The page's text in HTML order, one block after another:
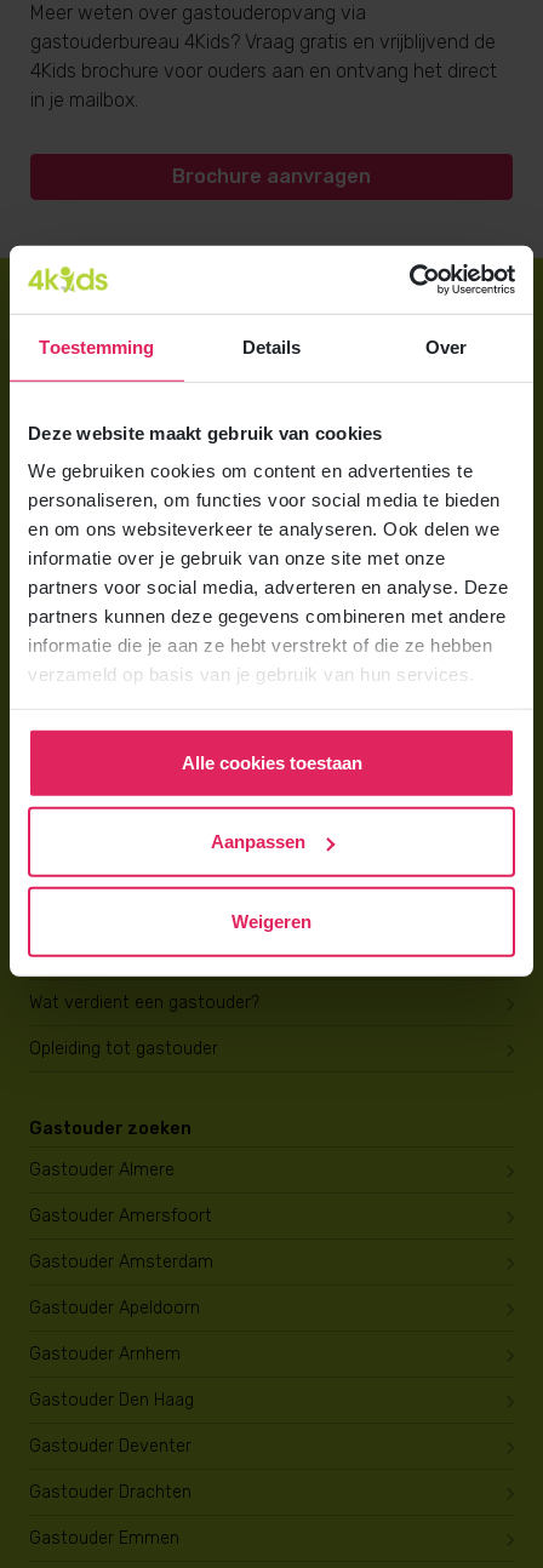
Toestemming Details Over
Deze website maakt gebruik van cookies
We gebruiken cookies om content en advertenties te
personaliseren, om functies voor social media te bieden
en om ons websiteverkeer te analyseren. Ook delen we
informatie over je gebruik van onze site met onze
partners voor social media, adverteren en analyse. Deze
partners kunnen deze gegevens combineren met andere
informatie die je aan ze hebt verstrekt of die ze hebben
verzameld op basis van je gebruik van hun services.
Alle cookies toestaan
Aanpassen
Weigeren
Meer weten over gastouderopvang via
gastouderbureau 4Kids? Vraag gratis en vrijblijvend de
4Kids brochure voor ouders aan en ontvang het direct
in je mailbox.
Brochure aanvragen
Aanmelden bij 4Kids
Berekening maken
Voor ouders
Wat is gastouderopvang?
Wat kost een gastouder?
Hoe vind ik een gastouder?
Gastouder worden bij 4Kids
Hoe vind ik gastkinderen?
Trainingen & cursussen
Gastouder worden
Wat verdient een gastouder?
Opleiding tot gastouder
Gastouder zoeken
Gastouder Almere
Gastouder Amersfoort
Gastouder Amsterdam
Gastouder Apeldoorn
Gastouder Arnhem
Gastouder Den Haag
Gastouder Deventer
Gastouder Drachten
Gastouder Emmen